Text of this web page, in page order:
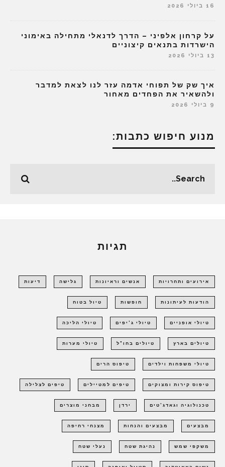
16 ביולי 2026
על קרחון אלפיני – הדרך לדנאלי מתחילה באימוני
הישרדות בתנאים קיצוניים
13 ביולי 2026
איך שק של תפוחי אדמה עזר לנו לצאת למדבר
ולהשאיר את הפחדים מאחור
9 ביולי 2026
מנוע חיפוש כתבות:
תגיות
אירועים ותחרויות אנשים וראיונות גלישה דיעות
הודעות לעיתונות חופשות טיול בטוח
טיולי אופניים טיולי ג'יפים טיולי הליכה
טיולים בארץ טיולים בחו"ל טיולי מערות
טיולי משפחות וילדים טיפוס הרים
טיפוס קירות ומצוקים טיפים למטיילים טיפים לצלילה
טכנולוגיה וגאדג'טים ירדן מבחני מוצרים
מבצעים מבצעים והנחות מצנחי רחיפה
משקפי שמש נהיגת שטח נעלי שטח